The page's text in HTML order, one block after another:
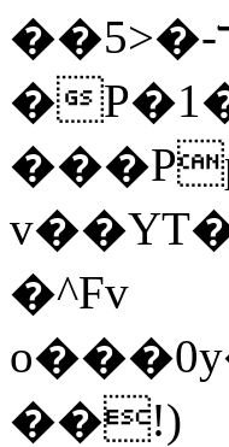
��ר-�<5/D�>�d�����1!u8JP�@TE�
�
�^Fv
��!)